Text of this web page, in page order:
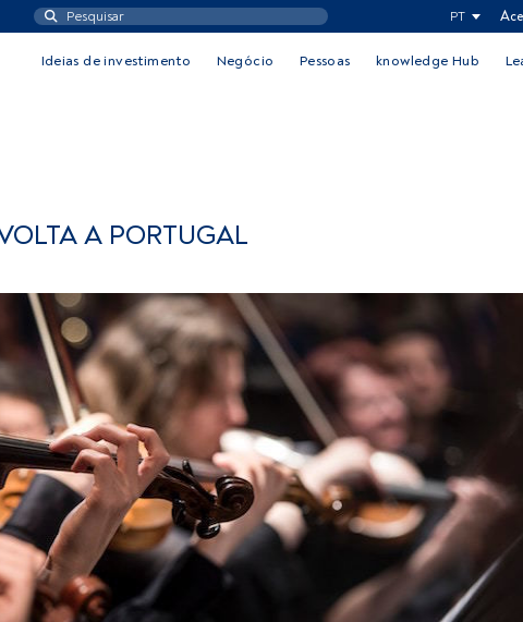
PT
Ideias de investimento Negócio Pessoas knowledge Hub
A PORTUGAL